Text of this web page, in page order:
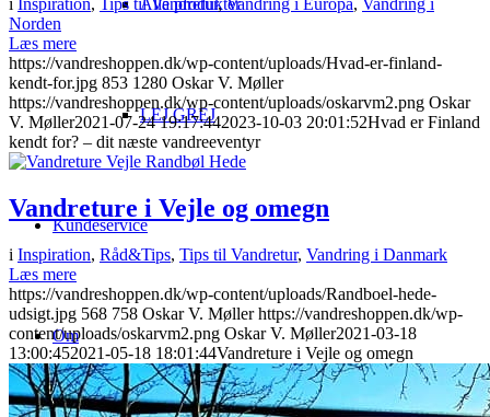
Alle produkter
LEJ GREJ
Kundeservice
Om
Norden
Læs mere
https://vandreshoppen.dk/wp-content/uploads/Hvad-er-finland-
kendt-for.jpg 853 1280 Oskar V. Møller
https://vandreshoppen.dk/wp-content/uploads/oskarvm2.png Oskar
V. Møller2021-07-24 19:17:442023-10-03 20:01:52Hvad er Finland
kendt for? – dit næste vandreeventyr
Vandreture i Vejle og omegn
i Inspiration, Råd&Tips, Tips til Vandretur, Vandring i Danmark
Læs mere
https://vandreshoppen.dk/wp-content/uploads/Randboel-hede-
udsigt.jpg 568 758 Oskar V. Møller https://vandreshoppen.dk/wp-
content/uploads/oskarvm2.png Oskar V. Møller2021-03-18
13:00:452021-05-18 18:01:44Vandreture i Vejle og omegn